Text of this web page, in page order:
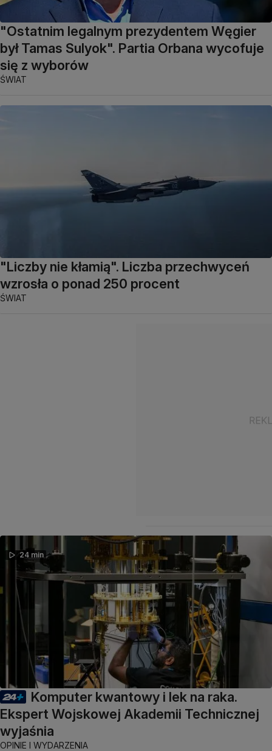
"Ostatnim legalnym prezydentem Węgier
był Tamas Sulyok". Partia Orbana wycofuje
się z wyborów
ŚWIAT
"Liczby nie kłamią". Liczba przechwyceń
wzrosła o ponad 250 procent
ŚWIAT
24 min
Komputer kwantowy i lek na raka.
Ekspert Wojskowej Akademii Technicznej
wyjaśnia
OPINIE I WYDARZENIA